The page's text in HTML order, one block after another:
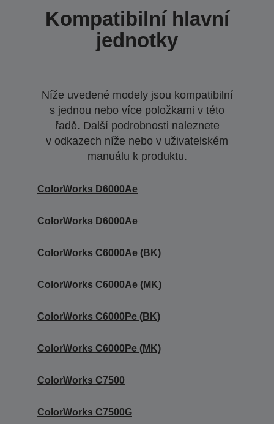
Kompatibilní hlavní
jednotky
Níže uvedené modely jsou kompatibilní
s jednou nebo více položkami v této
řadě. Další podrobnosti naleznete
v odkazech níže nebo v uživatelském
manuálu k produktu.
ColorWorks D6000Ae
ColorWorks D6000Ae
ColorWorks C6000Ae (BK)
ColorWorks C6000Ae (MK)
ColorWorks C6000Pe (BK)
ColorWorks C6000Pe (MK)
ColorWorks C7500
ColorWorks C7500G